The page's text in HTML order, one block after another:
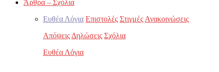
Άρθρα – Σχόλια
Ευθέα Λόγια Επιστολές Στιγμές Ανακοινώσεις
Απόψεις Δηλώσεις Σχόλια
Ευθέα Λόγια